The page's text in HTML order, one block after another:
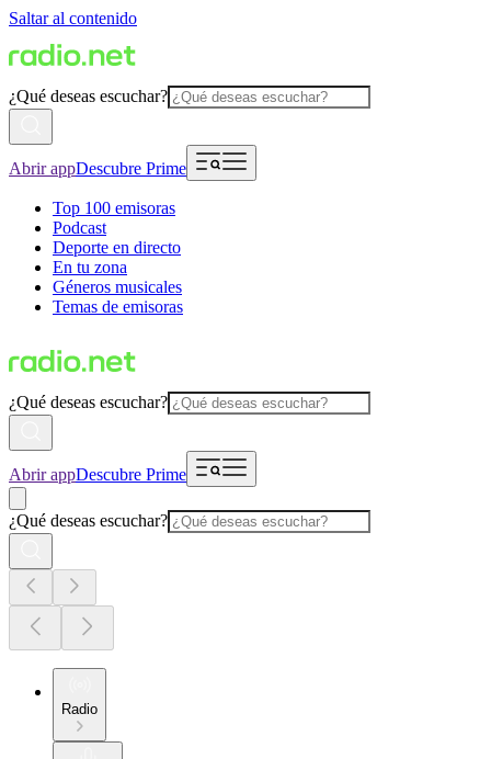
Saltar al contenido
¿Qué deseas escuchar?
Abrir appDescubre Prime
Top 100 emisoras
Podcast
Deporte en directo
En tu zona
Géneros musicales
Temas de emisoras
¿Qué deseas escuchar?
Abrir appDescubre Prime
¿Qué deseas escuchar?
Radio